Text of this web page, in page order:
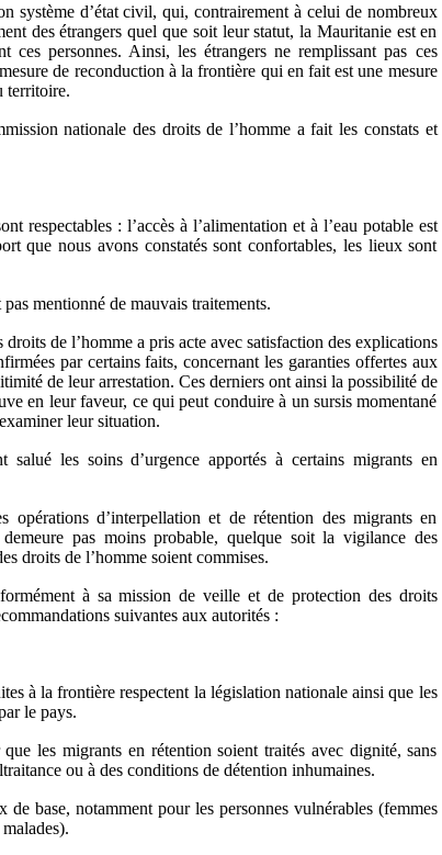
système d’état civil, qui, contrairement à celui de nombreux
des étrangers quel que soit leur statut, la Mauritanie est en
ces personnes. Ainsi, les étrangers ne remplissant pas ces
de reconduction à la frontière qui en fait est une mesure
territoire.
nationale des droits de l’homme a fait les constats et
respectables : l’accès à l’alimentation et à l’eau potable est
que nous avons constatés sont confortables, les lieux sont
mentionné de mauvais traitements.
de l’homme a pris acte avec satisfaction des explications
par certains faits, concernant les garanties offertes aux
de leur arrestation. Ces derniers ont ainsi la possibilité de
en leur faveur, ce qui peut conduire à un sursis momentané
leur situation.
salué les soins d’urgence apportés à certains migrants en
opérations d’interpellation et de rétention des migrants en
pas moins probable, quelque soit la vigilance des
droits de l’homme soient commises.
à sa mission de veille et de protection des droits
suivantes aux autorités :
à la frontière respectent la législation nationale ainsi que les
le pays.
les migrants en rétention soient traités avec dignité, sans
ou à des conditions de détention inhumaines.
de base, notamment pour les personnes vulnérables (femmes